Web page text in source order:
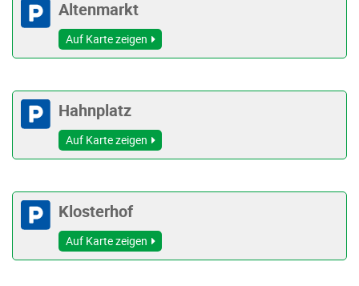
Altenmarkt
Auf Karte zeigen
Hahnplatz
Auf Karte zeigen
Klosterhof
Auf Karte zeigen